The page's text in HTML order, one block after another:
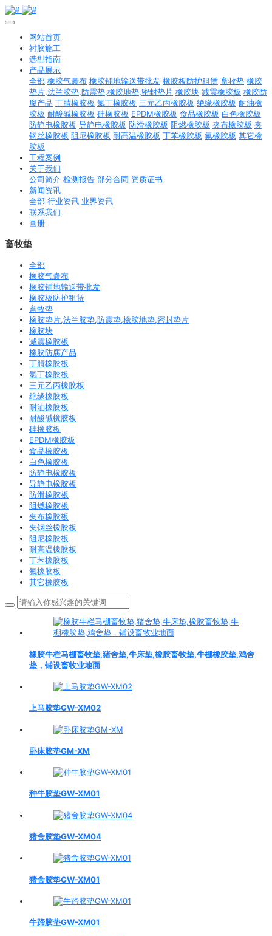
网站首页
衬胶施工
选型指南
产品展示
全部 橡胶气囊布 橡胶铺地输送带批发 橡胶板防护租赁 畜牧垫 橡胶
垫片,法兰胶垫,防震垫,橡胶地垫,密封垫片 橡胶块 减震橡胶板 橡胶防
腐产品 丁腈橡胶板 氯丁橡胶板 三元乙丙橡胶板 绝缘橡胶板 耐油橡
胶板 耐酸碱橡胶板 硅橡胶板 EPDM橡胶板 食品橡胶板 白色橡胶板
防静电橡胶板 导静电橡胶板 防滑橡胶板 阻燃橡胶板 夹布橡胶板 夹
钢丝橡胶板 阻尼橡胶板 耐高温橡胶板 丁苯橡胶板 氟橡胶板 其它橡
胶板
工程案例
关于我们
公司简介 检测报告 部分合同 资质证书
新闻资讯
全部 行业资讯 业界资讯
联系我们
画册
畜牧垫
全部
橡胶气囊布
橡胶铺地输送带批发
橡胶板防护租赁
畜牧垫
橡胶垫片,法兰胶垫,防震垫,橡胶地垫,密封垫片
橡胶块
减震橡胶板
橡胶防腐产品
丁腈橡胶板
氯丁橡胶板
三元乙丙橡胶板
绝缘橡胶板
耐油橡胶板
耐酸碱橡胶板
硅橡胶板
EPDM橡胶板
食品橡胶板
白色橡胶板
防静电橡胶板
导静电橡胶板
防滑橡胶板
阻燃橡胶板
夹布橡胶板
夹钢丝橡胶板
阻尼橡胶板
耐高温橡胶板
丁苯橡胶板
氟橡胶板
其它橡胶板
橡胶牛栏马棚畜牧垫,猪舍垫,牛床垫,橡胶畜牧垫,牛棚橡胶垫,鸡舍
垫，铺设畜牧业地面
上马胶垫GW-XM02
卧床胶垫GM-XM
种牛胶垫GW-XM01
猪舍胶垫GW-XM04
猪舍胶垫GW-XM01
牛蹄胶垫GW-XM01